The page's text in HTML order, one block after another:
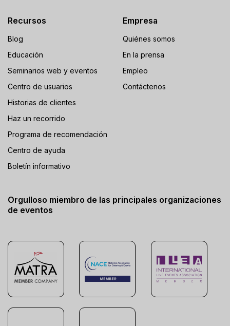
Recursos
Blog
Educación
Seminarios web y eventos
Centro de usuarios
Historias de clientes
Haz un recorrido
Programa de recomendación
Centro de ayuda
Boletín informativo
Empresa
Quiénes somos
En la prensa
Empleo
Contáctenos
Orgulloso miembro de las principales organizaciones
de eventos